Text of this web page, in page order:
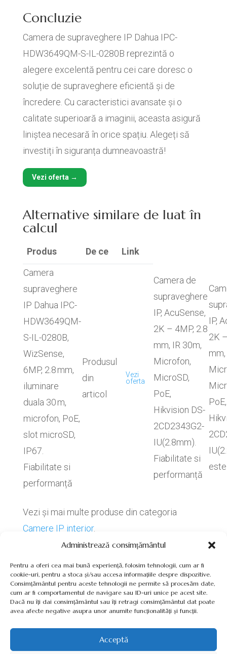
Administrează consimțământul
Pentru a oferi cea mai bună experiență, folosim tehnologii, cum ar fi
cookie-uri, pentru a stoca și/sau accesa informațiile despre dispozitive.
Consimțământul pentru aceste tehnologii ne permite să procesăm date,
cum ar fi comportamentul de navigare sau ID-uri unice pe acest site.
Dacă nu îți dai consimțământul sau îți retragi consimțământul dat poate
avea afecte negative asupra unor anumite funcționalități și funcții.
Acceptă
Concluzie
Camera de supraveghere IP Dahua IPC-
HDW3649QM-S-IL-0280B reprezintă o
alegere excelentă pentru cei care doresc o
soluție de supraveghere eficientă și de
încredere. Cu caracteristici avansate și o
calitate superioară a imaginii, aceasta asigură
liniștea necesară în orice spațiu. Alegeți să
investiți în siguranța dumneavoastră!
Vezi oferta →
Alternative similare de luat în
calcul
Produs De ce
Link
Camera
supraveghere
IP Dahua IPC-
HDW3649QM-
S-IL-0280B,
WizSense,
6MP, 2.8 mm,
iluminare
duala 30 m,
microfon, PoE,
slot microSD,
IP67.
Fiabilitate si
performanță
Produsul
din
articol
Vezi
oferta
Camera de
supraveghere
IP, AcuSense,
2K – 4MP, 2.8
mm, IR 30m,
Microfon,
MicroSD,
PoE,
Hikvision DS-
2CD2343G2-
IU(2.8mm).
Fiabilitate si
performanță
IP,
2K
PoE,
Vezi și mai multe produse din categoria
Camere IP interior.
Termeni, Condiții & Protecția Datelor (GDPR)